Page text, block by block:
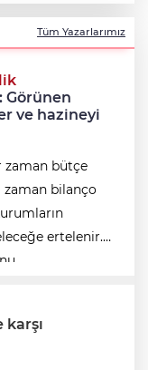
Utku Caner
Tüm Yazarlarımız
Görünen
ve hazineyi
zaman bütçe
bilanço
ertelenir.